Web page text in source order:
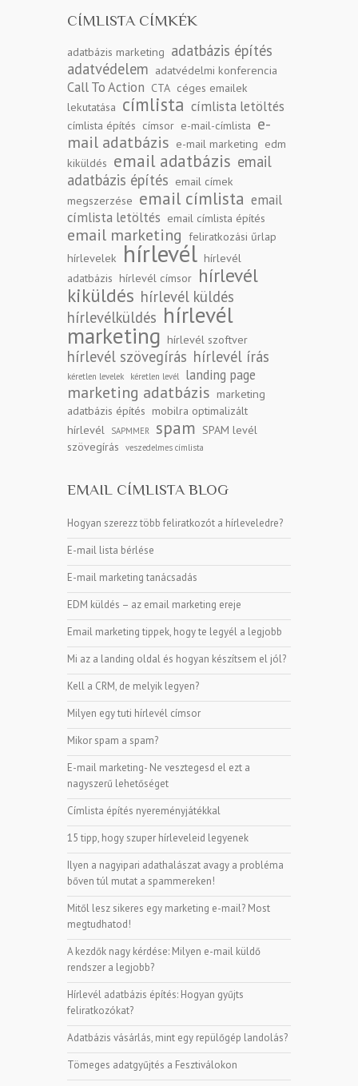
CÍMLISTA CÍMKÉK
adatbázis marketing adatbázis építés
adatvédelem adatvédelmi konferencia
Call To Action CTA céges emailek
lekutatása címlista címlista letöltés
címlista építés címsor e-mail-címlista e-
mail adatbázis e-mail marketing edm
kiküldés email adatbázis email
adatbázis építés email címek
megszerzése email címlista email
címlista letöltés email címlista építés
email marketing feliratkozási űrlap
hírlevelek
hírlevél hírlevél
adatbázis hírlevél címsor hírlevél
kiküldés hírlevél küldés
hírlevélküldés hírlevél
marketing hírlevél szoftver
hírlevél szövegírás hírlevél írás
kéretlen levelek kéretlen levél landing page
marketing adatbázis marketing
adatbázis építés mobilra optimalizált
hírlevél
SAPMMER spam SPAM levél
szövegírás
veszedelmes címlista
EMAIL CÍMLISTA BLOG
Hogyan szerezz több feliratkozót a hírleveledre?
E-mail lista bérlése
E-mail marketing tanácsadás
EDM küldés – az email marketing ereje
Email marketing tippek, hogy te legyél a legjobb
Mi az a landing oldal és hogyan készítsem el jól?
Kell a CRM, de melyik legyen?
Milyen egy tuti hírlevél címsor
Mikor spam a spam?
E-mail marketing- Ne vesztegesd el ezt a
nagyszerű lehetőséget
Címlista építés nyereményjátékkal
15 tipp, hogy szuper hírleveleid legyenek
Ilyen a nagyipari adathalászat avagy a probléma
bőven túl mutat a spammereken!
Mitől lesz sikeres egy marketing e-mail? Most
megtudhatod!
A kezdők nagy kérdése: Milyen e-mail küldő
rendszer a legjobb?
Hírlevél adatbázis építés: Hogyan gyűjts
feliratkozókat?
Adatbázis vásárlás, mint egy repülőgép landolás?
Tömeges adatgyűjtés a Fesztiválokon